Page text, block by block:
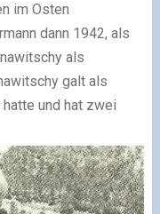
im Osten
dann 1942, als
als
galt als
und hat zwei